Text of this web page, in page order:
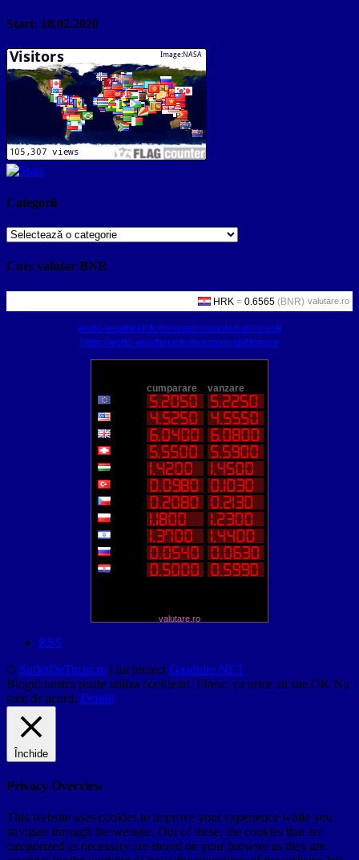
Start: 18.02.2020
Categorii
Categorii
Curs valutar BNR
valutare.ro
world-weather.info/forecast/romania/bucharest/
https://world-weather.info/forecast/usa/denver/
valutare.ro
RSS
© SufletDeTurist.ro | un proiect Gazduire.NET
Blogul nostru poate utiliza cookieuri. Firesc, ca orice alt site.OK Nu
sunt de acord. Detalii
Închide
Privacy Overview
This website uses cookies to improve your experience while you
navigate through the website. Out of these, the cookies that are
categorized as necessary are stored on your browser as they are